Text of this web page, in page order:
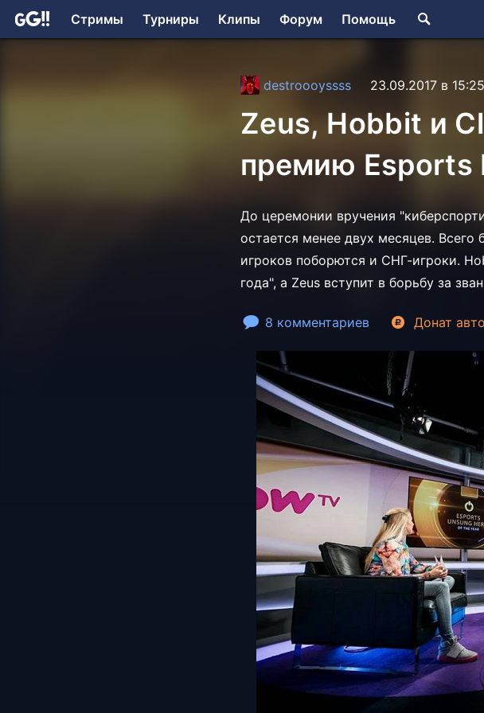
Стримы Турниры Клипы Форум Помощь
destroooyssss 23.09.2017 в 15:25
Zeus, Hobbit и
премию Esports
До церемонии вручения
остается менее двух месяцев. Всего
игроков поборются и СНГ-игроки.
года", а Zeus вступит в борьбу за
8 комментариев Донат